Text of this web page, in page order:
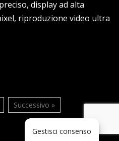
display ad alta
riproduzione video ultra
Successivo »
Gestisci consenso